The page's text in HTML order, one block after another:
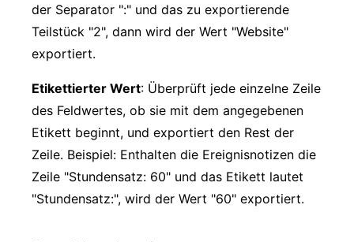
der Separator ":" und das zu exportierende
Teilstück "2", dann wird der Wert "Website"
exportiert.
Etikettierter Wert: Überprüft jede einzelne Zeile
des Feldwertes, ob sie mit dem angegebenen
Etikett beginnt, und exportiert den Rest der
Zeile. Beispiel: Enthalten die Ereignisnotizen die
Zeile "Stundensatz: 60" und das Etikett lautet
"Stundensatz:", wird der Wert "60" exportiert.